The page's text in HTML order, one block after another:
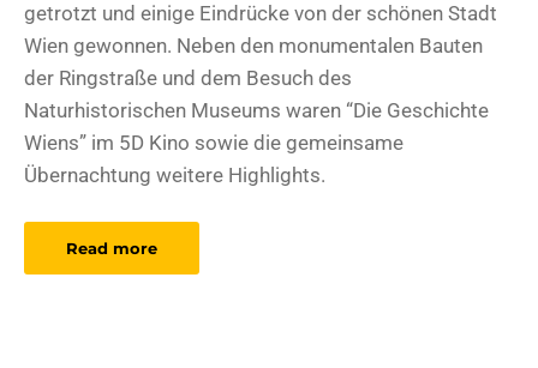
getrotzt und einige Eindrücke von der schönen Stadt
Wien gewonnen. Neben den monumentalen Bauten
der Ringstraße und dem Besuch des
Naturhistorischen Museums waren “Die Geschichte
Wiens” im 5D Kino sowie die gemeinsame
Übernachtung weitere Highlights.
Read more